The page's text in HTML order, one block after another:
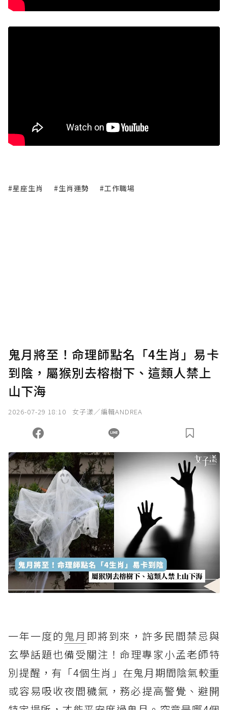
#星座生肖 #生肖運勢 #工作職場
鬼月將至！命理師點名「4生肖」易卡
到陰，屬猴別去榕樹下、這類人禁上
山下海
2026-07-29 18:10 女子漾／編輯ANDREA
一年一度的鬼月 即將到來，許多民間禁忌與
玄學話題也備受關注！命理專家小孟老師特
別提醒，有「4個生肖」在鬼月期間陰氣較重
或容易吸收夜間穢氣，務必提高警覺、避開